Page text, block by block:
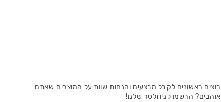
רוצים ראשונים לקבל מבצעים והנחות שוות על המוצרים שאתם
אוהבים? הרשמו לניוזלטר שלנו!